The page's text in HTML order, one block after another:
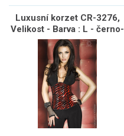
Luxusní korzet CR-3276,
Velikost - Barva : L - černo-
červená